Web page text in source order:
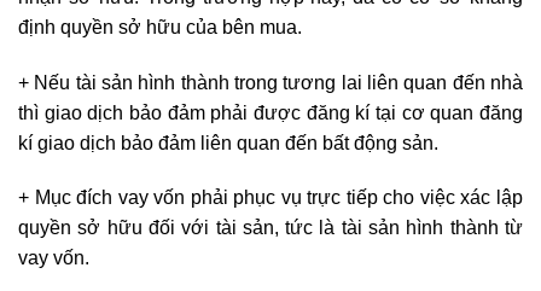
định quyền sở hữu của bên mua.
+ Nếu tài sản hình thành trong tương lai liên quan đến nhà
thì giao dịch bảo đảm phải được đăng kí tại cơ quan đăng
kí giao dịch bảo đảm liên quan đến bất động sản.
+ Mục đích vay vốn phải phục vụ trực tiếp cho việc xác lập
quyền sở hữu đối với tài sản, tức là tài sản hình thành từ
vay vốn.